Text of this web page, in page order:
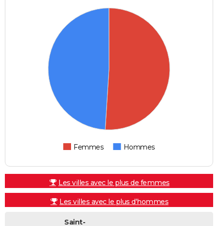
Femmes Hommes
Les villes avec le plus de femmes
Les villes avec le plus d'hommes
Saint-